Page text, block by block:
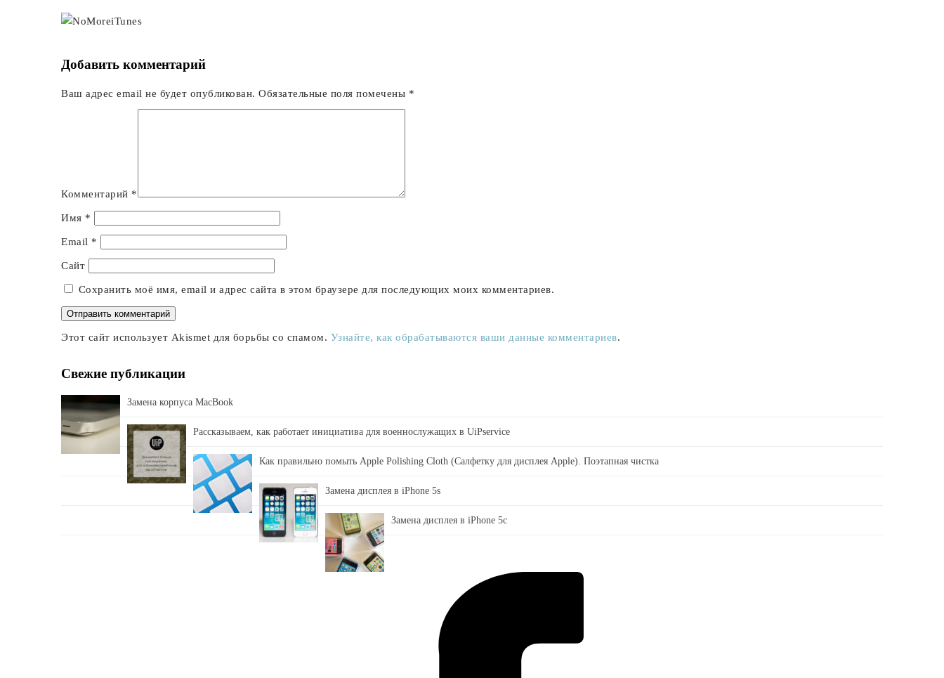
Добавить комментарий
Ваш адрес email не будет опубликован. Обязательные поля помечены *
Комментарий *
Имя *
Email *
Сайт
Сохранить моё имя, email и адрес сайта в этом браузере для последующих моих комментариев.
Этот сайт использует Akismet для борьбы со спамом. Узнайте, как обрабатываются ваши данные комментариев.
Свежие публикации
Замена корпуса MacBook
Рассказываем, как работает инициатива для военнослужащих в UiPservice
Как правильно помыть Apple Polishing Cloth (Салфетку для дисплея Apple). Поэтапная чистка
Замена дисплея в iPhone 5s
Замена дисплея в iPhone 5c